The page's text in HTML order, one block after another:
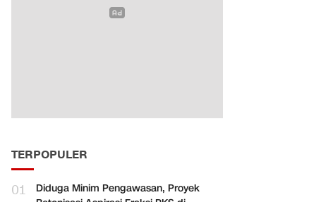
TERPOPULER
01
Diduga Minim Pengawasan, Proyek